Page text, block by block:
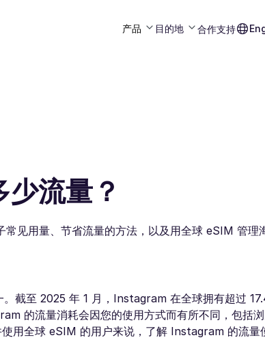
产品 目的地 合作支持
流量？
见用量、节省流量的方法，以及用全球 eSIM 管理
截至 2025 年 1 月，Instagram 在全球拥有超过
的流量消耗会因您的使用方式而有所不同，包括
用全球 eSIM 的用户来说，了解 Instagram 的流量